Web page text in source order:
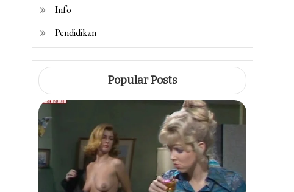
Info
Pendidikan
Popular Posts